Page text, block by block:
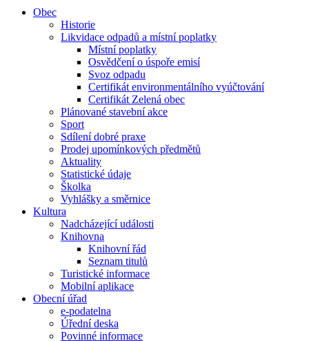
Obec
Historie
Likvidace odpadů a místní poplatky
Místní poplatky
Osvědčení o úspoře emisí
Svoz odpadu
Certifikát environmentálního vyúčtování
Certifikát Zelená obec
Plánované stavební akce
Sport
Sdílení dobré praxe
Prodej upomínkových předmětů
Aktuality
Statistické údaje
Školka
Vyhlášky a směrnice
Kultura
Nadcházející události
Knihovna
Knihovní řád
Seznam titulů
Turistické informace
Mobilní aplikace
Obecní úřad
e-podatelna
Úřední deska
Povinné informace